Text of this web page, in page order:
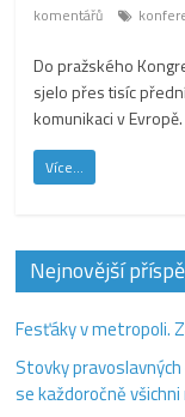
komentářů
Do pražského
sjelo přes tisíc
komunikaci v Evropě.
Více...
Nejnovější
Fesťáky v metropoli.
Stovky
se každoročně